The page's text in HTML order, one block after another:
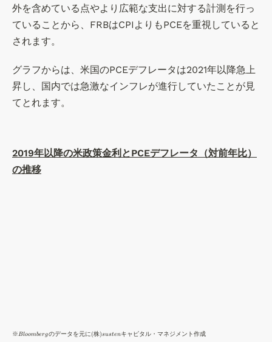
外を含めている点やより広範な支出に対する計測を行っ
ていることから、FRBはCPIよりもPCEを重視していると
されます。
グラフからは、米国のPCEデフレータは2021年以降急上
昇し、国内では急激なインフレが進行していたことが見
てとれます。
2019年以降の米政策金利とPCEデフレータ（対前年比）
の推移
\t
※Bloombergのデータを元に(株)sustenキャピタル・マネジメント作成